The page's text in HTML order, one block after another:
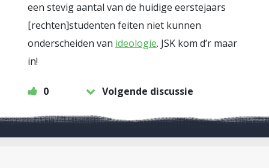
een stevig aantal van de huidige eerstejaars
[rechten]studenten feiten niet kunnen
onderscheiden van ideologie. JSK kom d’r maar
in!
0 Volgende discussie